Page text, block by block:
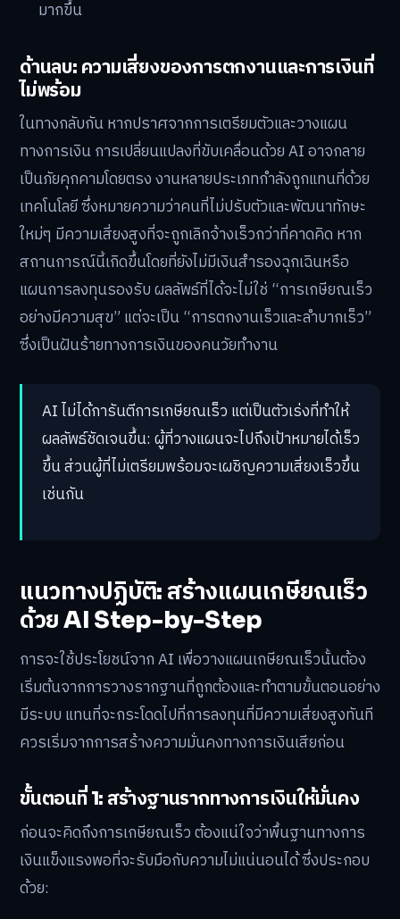
มากขึ้น
ด้านลบ: ความเสี่ยงของการตกงานและการเงินที่
ไม่พร้อม
ในทางกลับกัน หากปราศจากการเตรียมตัวและวางแผน
ทางการเงิน การเปลี่ยนแปลงที่ขับเคลื่อนด้วย AI อาจกลาย
เป็นภัยคุกคามโดยตรง งานหลายประเภทกำลังถูกแทนที่ด้วย
เทคโนโลยี ซึ่งหมายความว่าคนที่ไม่ปรับตัวและพัฒนาทักษะ
ใหม่ๆ มีความเสี่ยงสูงที่จะถูกเลิกจ้างเร็วกว่าที่คาดคิด หาก
สถานการณ์นี้เกิดขึ้นโดยที่ยังไม่มีเงินสำรองฉุกเฉินหรือ
แผนการลงทุนรองรับ ผลลัพธ์ที่ได้จะไม่ใช่ “การเกษียณเร็ว
อย่างมีความสุข” แต่จะเป็น “การตกงานเร็วและลำบากเร็ว”
ซึ่งเป็นฝันร้ายทางการเงินของคนวัยทำงาน
AI ไม่ได้การันตีการเกษียณเร็ว แต่เป็นตัวเร่งที่ทำให้
ผลลัพธ์ชัดเจนขึ้น: ผู้ที่วางแผนจะไปถึงเป้าหมายได้เร็ว
ขึ้น ส่วนผู้ที่ไม่เตรียมพร้อมจะเผชิญความเสี่ยงเร็วขึ้น
เช่นกัน
แนวทางปฏิบัติ: สร้างแผนเกษียณเร็ว
ด้วย AI Step-by-Step
การจะใช้ประโยชน์จาก AI เพื่อวางแผนเกษียณเร็วนั้นต้อง
เริ่มต้นจากการวางรากฐานที่ถูกต้องและทำตามขั้นตอนอย่าง
มีระบบ แทนที่จะกระโดดไปที่การลงทุนที่มีความเสี่ยงสูงทันที
ควรเริ่มจากการสร้างความมั่นคงทางการเงินเสียก่อน
ขั้นตอนที่ 1: สร้างฐานรากทางการเงินให้มั่นคง
ก่อนจะคิดถึงการเกษียณเร็ว ต้องแน่ใจว่าพื้นฐานทางการ
เงินแข็งแรงพอที่จะรับมือกับความไม่แน่นอนได้ ซึ่งประกอบ
ด้วย: